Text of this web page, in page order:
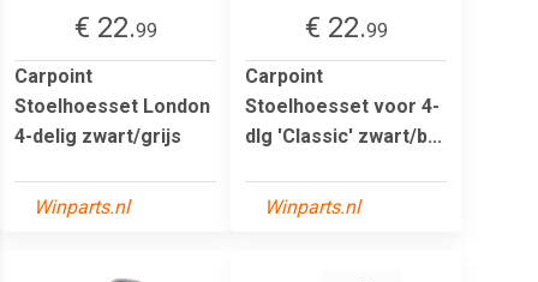
€ 22.99
Carpoint
Stoelhoesset London
4-delig zwart/grijs
Winparts.nl
€ 22.99
Carpoint
Stoelhoesset voor 4-
dlg 'Classic' zwart/b...
Winparts.nl